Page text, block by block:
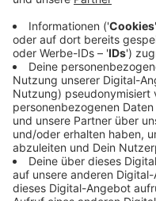
Spätsommer-Modus
Die Zeit rennt an uns
zu halten. Ich kann nur
aber die Wochen und
und am Ende des
Man arbeitet,
auf die letzte Minute
der Radio Berg